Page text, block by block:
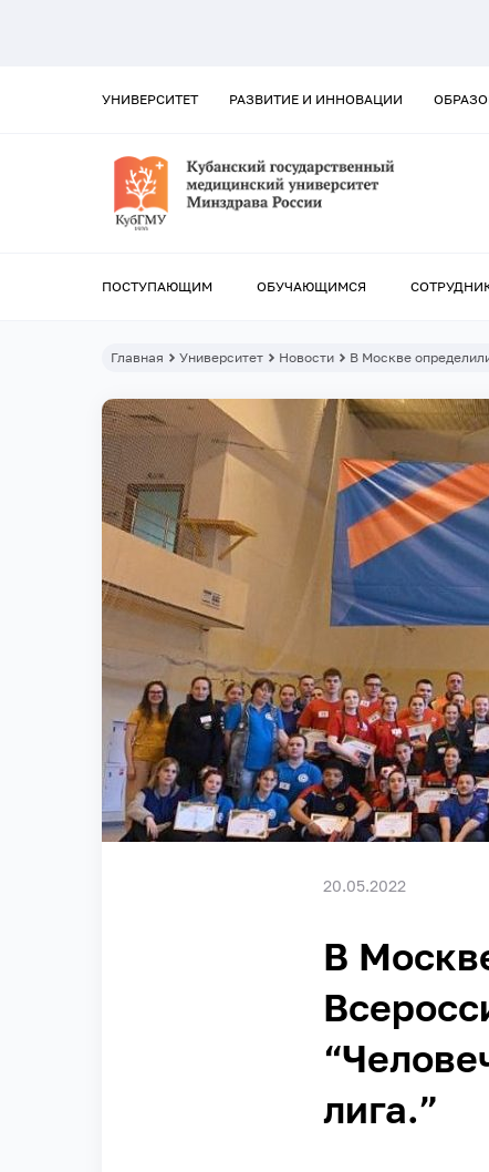
УНИВЕРСИТЕТ РАЗВИТИЕ И ИННОВАЦИИ
ПОСТУПАЮЩИМ ОБУЧАЮЩИМСЯ
Главная Университет Новости В Москве
20.05.2022
В
лига.”